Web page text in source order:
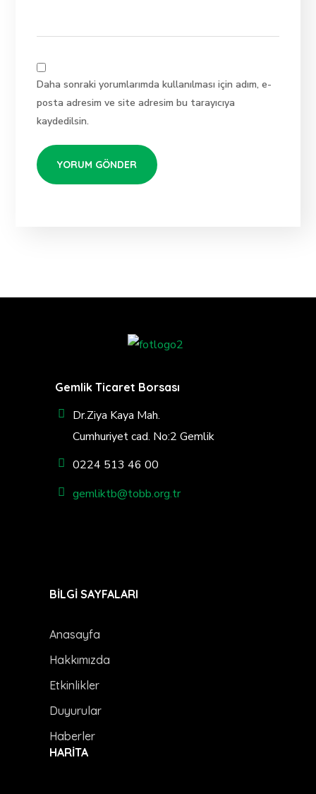
Daha sonraki yorumlarımda kullanılması için adım, e-
posta adresim ve site adresim bu tarayıcıya
kaydedilsin.
Gemlik Ticaret Borsası
Dr.Ziya Kaya Mah.
Cumhuriyet cad. No:2 Gemlik
0224 513 46 00
gemliktb@tobb.org.tr
BİLGİ SAYFALARI
Anasayfa
Hakkımızda
Etkinlikler
Duyurular
Haberler
HARİTA